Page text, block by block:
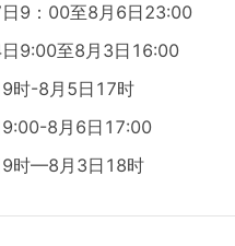
9：00至8月6日23:00
9:00至8月3日16:00
时-8月5日17时
9:00-8月6日17:00
9时—8月3日18时